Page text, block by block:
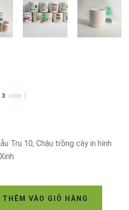
3 vote )
Trụ 10, Chậu trồng cây in hình
THÊM VÀO GIỎ HÀNG